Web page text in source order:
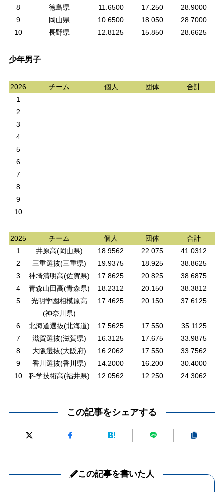
8 徳島県 11.6500 17.250
28.9000
9
岡山県 10.6500 18.050
28.7000
10
長野県 12.8125 15.850 28.6625
少年男子
2026 チーム 個人 団体
合計
1
2
3
4
5
6
7
8
9
10
2025 チーム 個人 団体
合計
1
井原高(岡山県) 18.9562 22.075
41.0312
2
三重選抜(三重県) 19.9375 18.925
38.8625
3
神埼清明高(佐賀県) 17.8625 20.825
38.6875
4
青森山田高(青森県) 18.2312 20.150
38.3812
5
光明学園相模原高
(神奈川県)
17.4625 20.150 37.6125
6 北海道選抜(北海道) 17.5625 17.550
35.1125
7
滋賀選抜(滋賀県) 16.3125 17.675
33.9875
8
大阪選抜(大阪府) 16.2062 17.550
33.7562
9
香川選抜(香川県) 14.2000 16.200
30.4000
10
科学技術高(福井県) 12.0562 12.250 24.3062
この記事をシェアする
この記事を書いた人